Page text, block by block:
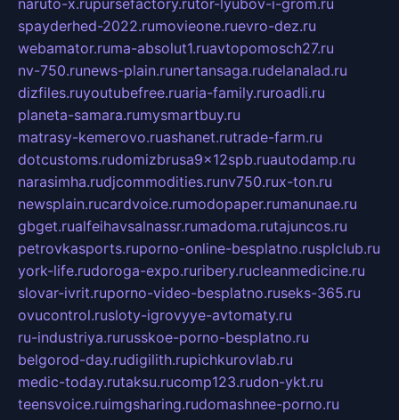
spayderhed-2022.rumovieone.ruevro-dez.ru
webamator.ruma-absolut1.ruavtopomosch27.ru
nv-750.runews-plain.runertansaga.rudelanalad.ru
dizfiles.ruyoutubefree.ruaria-family.ruroadli.ru
planeta-samara.rumysmartbuy.ru
matrasy-kemerovo.ruashanet.rutrade-farm.ru
dotcustoms.rudomizbrusa9x12spb.ruautodamp.ru
narasimha.rudjcommodities.runv750.rux-ton.ru
newsplain.rucardvoice.rumodopaper.rumanunae.ru
gbget.rualfeihavsalnassr.rumadoma.rutajuncos.ru
petrovkasports.ruporno-online-besplatno.rusplclub.ru
york-life.rudoroga-expo.ruribery.rucleanmedicine.ru
slovar-ivrit.ruporno-video-besplatno.ruseks-365.ru
ovucontrol.rusloty-igrovyye-avtomaty.ru
ru-industriya.rurusskoe-porno-besplatno.ru
belgorod-day.rudigilith.rupichkurovlab.ru
medic-today.rutaksu.rucomp123.rudon-ykt.ru
teensvoice.ruimgsharing.rudomashnee-porno.ru